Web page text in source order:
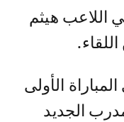
اللاعب هيثم
الأولى
الجديد